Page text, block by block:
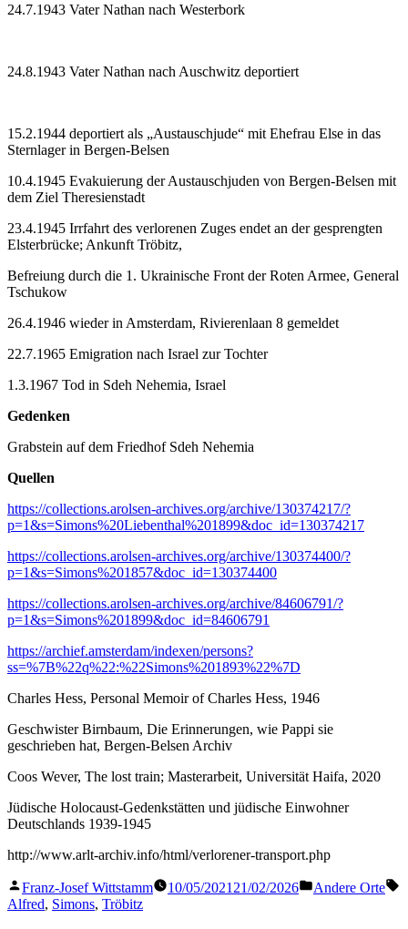
24.7.1943 Vater Nathan nach Westerbork
24.8.1943 Vater Nathan nach Auschwitz deportiert
15.2.1944 deportiert als „Austauschjude“ mit Ehefrau Else in das
Sternlager in Bergen-Belsen
10.4.1945 Evakuierung der Austauschjuden von Bergen-Belsen mit
dem Ziel Theresienstadt
23.4.1945 Irrfahrt des verlorenen Zuges endet an der gesprengten
Elsterbrücke; Ankunft Tröbitz,
Befreiung durch die 1. Ukrainische Front der Roten Armee, General
Tschukow
26.4.1946 wieder in Amsterdam, Rivierenlaan 8 gemeldet
22.7.1965 Emigration nach Israel zur Tochter
1.3.1967 Tod in Sdeh Nehemia, Israel
Gedenken
Grabstein auf dem Friedhof Sdeh Nehemia
Quellen
https://collections.arolsen-archives.org/archive/130374217/?
p=1&s=Simons%20Liebenthal%201899&doc_id=130374217
https://collections.arolsen-archives.org/archive/130374400/?
p=1&s=Simons%201857&doc_id=130374400
https://collections.arolsen-archives.org/archive/84606791/?
p=1&s=Simons%201899&doc_id=84606791
https://archief.amsterdam/indexen/persons?
ss=%7B%22q%22:%22Simons%201893%22%7D
Charles Hess, Personal Memoir of Charles Hess, 1946
Geschwister Birnbaum, Die Erinnerungen, wie Pappi sie
geschrieben hat, Bergen-Belsen Archiv
Coos Wever, The lost train; Masterarbeit, Universität Haifa, 2020
Jüdische Holocaust-Gedenkstätten und jüdische Einwohner
Deutschlands 1939-1945
http://www.arlt-archiv.info/html/verlorener-transport.php
Veröffentlicht
von
Franz-Josef Wittstamm 10/05/2021 21/02/2026
Veröffentlicht
Andere Orte
Alfred, Simons, Tröbitz